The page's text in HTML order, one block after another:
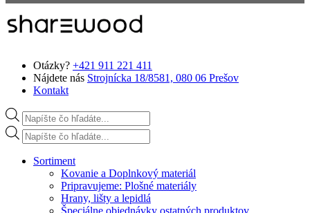
Otázky? +421 911 221 411
Nájdete nás Strojnícka 18/8581, 080 06 Prešov
Kontakt
Products search
Products search
Sortiment
Kovanie a Doplnkový materiál
Pripravujeme: Plošné materiály
Hrany, lišty a lepidlá
Špeciálne objednávky ostatných produktov